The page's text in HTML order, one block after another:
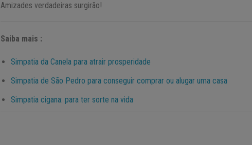
Amizades verdadeiras surgirão!
Saiba mais :
Simpatia da Canela para atrair prosperidade
Simpatia de São Pedro para conseguir comprar ou alugar uma casa
Simpatia cigana: para ter sorte na vida